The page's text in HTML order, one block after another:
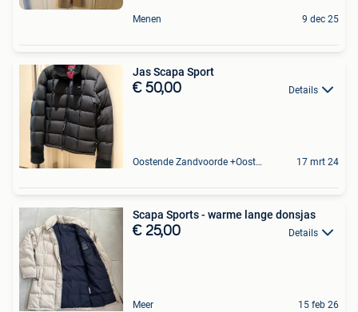
Menen 9 dec 25
Jas Scapa Sport
€ 50,00 Details
Oostende Zandvoorde +Oostende 17 mrt 24
Scapa Sports - warme lange donsjas
€ 25,00 Details
Meer 15 feb 26